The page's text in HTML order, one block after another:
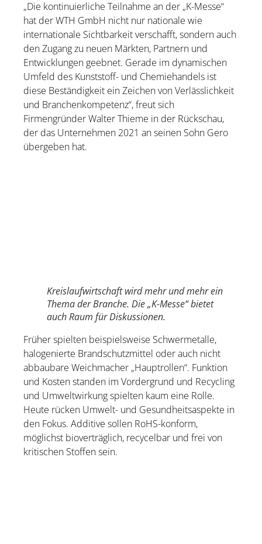
„Die kontinuierliche Teilnahme an der „K-Messe“
hat der WTH GmbH nicht nur nationale wie
internationale Sichtbarkeit verschafft, sondern auch
den Zugang zu neuen Märkten, Partnern und
Entwicklungen geebnet. Gerade im dynamischen
Umfeld des Kunststoff- und Chemiehandels ist
diese Beständigkeit ein Zeichen von Verlässlichkeit
und Branchenkompetenz“, freut sich
Firmengründer Walter Thieme in der Rückschau,
der das Unternehmen 2021 an seinen Sohn Gero
übergeben hat.
Kreislaufwirtschaft wird mehr und mehr ein
Thema der Branche. Die „K-Messe“ bietet
auch Raum für Diskussionen.
Früher spielten beispielsweise Schwermetalle,
halogenierte Brandschutzmittel oder auch nicht
abbaubare Weichmacher „Hauptrollen“. Funktion
und Kosten standen im Vordergrund und Recycling
und Umweltwirkung spielten kaum eine Rolle.
Heute rücken Umwelt- und Gesundheitsaspekte in
den Fokus. Additive sollen RoHS-konform,
möglichst bioverträglich, recycelbar und frei von
kritischen Stoffen sein.